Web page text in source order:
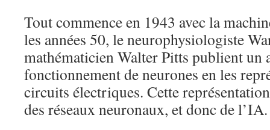
Tout commence en 1943 avec la
les années 50, le neurophysiologiste
mathématicien Walter Pitts publient un
fonctionnement de neurones en les
circuits électriques. Cette
des réseaux neuronaux, et donc de l’IA.